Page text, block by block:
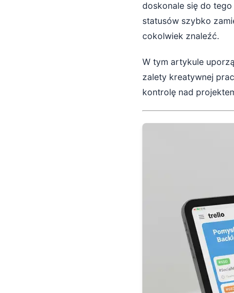
doskonale się do
statusów szybko
cokolwiek znaleźć.
W tym artykule
zalety kreatywnej
kontrolę nad